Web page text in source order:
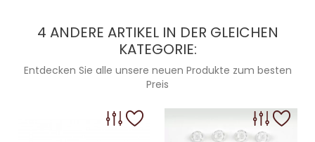
4 ANDERE ARTIKEL IN DER GLEICHEN
KATEGORIE:
Entdecken Sie alle unsere neuen Produkte zum besten
Preis